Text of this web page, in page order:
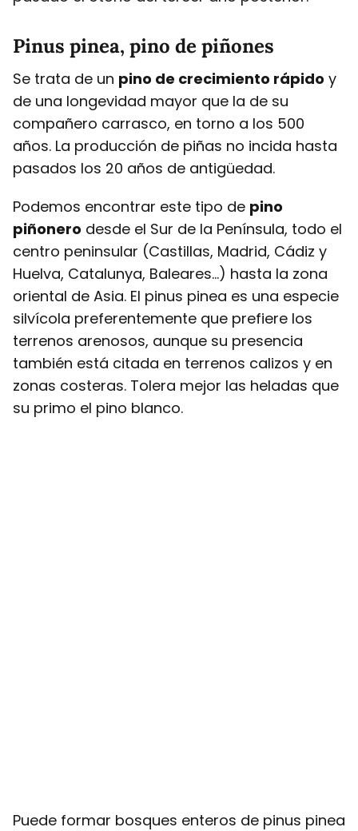
Pinus pinea, pino de piñones
Se trata de un pino de crecimiento rápido y
de una longevidad mayor que la de su
compañero carrasco, en torno a los 500
años. La producción de piñas no incida hasta
pasados los 20 años de antigüedad.
Podemos encontrar este tipo de pino
piñonero desde el Sur de la Península, todo el
centro peninsular (Castillas, Madrid, Cádiz y
Huelva, Catalunya, Baleares…) hasta la zona
oriental de Asia. El pinus pinea es una especie
silvícola preferentemente que prefiere los
terrenos arenosos, aunque su presencia
también está citada en terrenos calizos y en
zonas costeras. Tolera mejor las heladas que
su primo el pino blanco.
Puede formar bosques enteros de pinus pinea